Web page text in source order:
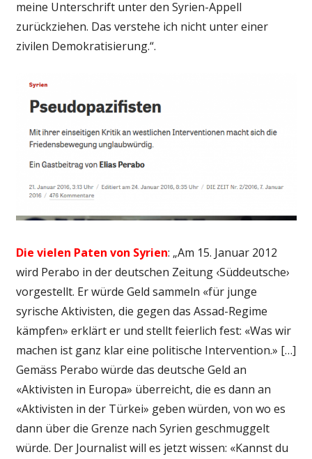
meine Unterschrift unter den Syrien-Appell
zurückziehen. Das verstehe ich nicht unter einer
zivilen Demokratisierung.“.
Die vielen Paten von Syrien: „Am 15. Januar 2012
wird Perabo in der deutschen Zeitung ‹Süddeutsche›
vorgestellt. Er würde Geld sammeln «für junge
syrische Aktivisten, die gegen das Assad-Regime
kämpfen» erklärt er und stellt feierlich fest: «Was wir
machen ist ganz klar eine politische Intervention.» […]
Gemäss Perabo würde das deutsche Geld an
«Aktivisten in Europa» überreicht, die es dann an
«Aktivisten in der Türkei» geben würden, von wo es
dann über die Grenze nach Syrien geschmuggelt
würde. Der Journalist will es jetzt wissen: «Kannst du